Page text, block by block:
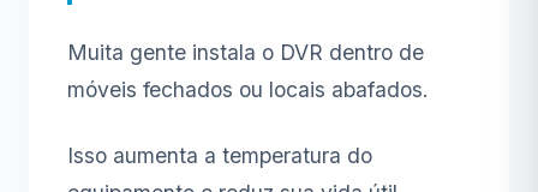
Muita gente instala o DVR dentro de
móveis fechados ou locais abafados.
Isso aumenta a temperatura do